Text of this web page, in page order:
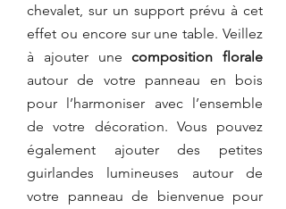
chevalet, sur un support prévu à cet
effet ou encore sur une table. Veillez
à ajouter une composition florale
autour de votre panneau en bois
pour l’harmoniser avec l’ensemble
de votre décoration. Vous pouvez
également ajouter des petites
guirlandes lumineuses autour de
votre panneau de bienvenue pour